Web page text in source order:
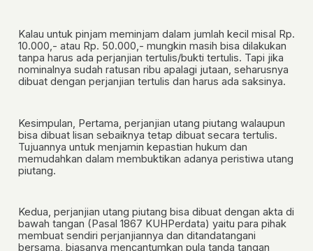
Kalau untuk pinjam meminjam dalam jumlah kecil misal Rp.
10.000,- atau Rp. 50.000,- mungkin masih bisa dilakukan
tanpa harus ada perjanjian tertulis/bukti tertulis. Tapi jika
nominalnya sudah ratusan ribu apalagi jutaan, seharusnya
dibuat dengan perjanjian tertulis dan harus ada saksinya.
Kesimpulan, Pertama, perjanjian utang piutang walaupun
bisa dibuat lisan sebaiknya tetap dibuat secara tertulis.
Tujuannya untuk menjamin kepastian hukum dan
memudahkan dalam membuktikan adanya peristiwa utang
piutang.
Kedua, perjanjian utang piutang bisa dibuat dengan akta di
bawah tangan ( Pasal 1867 KUHPerdata) yaitu para pihak
membuat sendiri perjanjiannya dan ditandatangani
bersama, biasanya mencantumkan pula tanda tangan